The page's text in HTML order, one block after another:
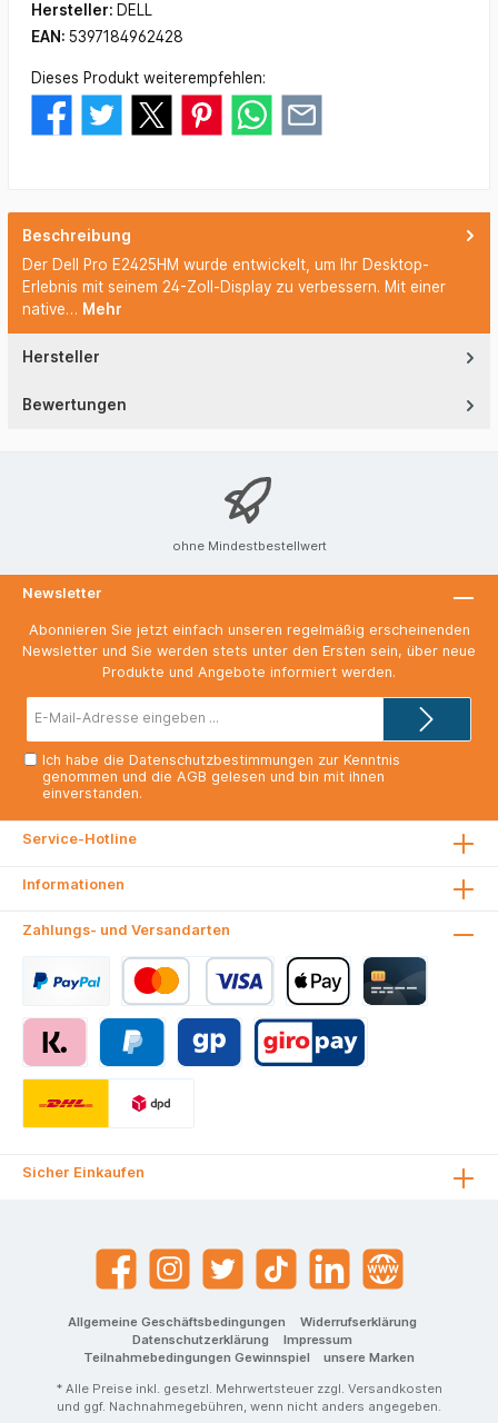
Hersteller: DELL
EAN: 5397184962428
Dieses Produkt weiterempfehlen:
Beschreibung
Der Dell Pro E2425HM wurde entwickelt, um Ihr Desktop-
Erlebnis mit seinem 24-Zoll-Display zu verbessern. Mit einer
native… Mehr
Hersteller
Bewertungen
ohne Mindestbestellwert
Newsletter
Abonnieren Sie jetzt einfach unseren regelmäßig erscheinenden
Newsletter und Sie werden stets unter den Ersten sein, über neue
Produkte und Angebote informiert werden.
Mail-
Ich habe die Datenschutzbestimmungen zur Kenntnis
genommen und die AGB gelesen und bin mit ihnen
einverstanden.
Service-Hotline
Informationen
Zahlungs- und Versandarten
Sicher Einkaufen
Allgemeine Geschäftsbedingungen
Widerrufserklärung
Datenschutzerklärung
Impressum
Teilnahmebedingungen Gewinnspiel
unsere Marken
* Alle Preise inkl. gesetzl. Mehrwertsteuer zzgl. Versandkosten
und ggf. Nachnahmegebühren, wenn nicht anders angegeben.